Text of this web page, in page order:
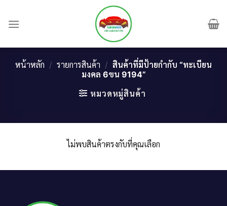
content
หน้าหลัก / รายการสินค้า / สินค้าที่มีป้ายกำกับ “ทะเบียน
มงคล 6ขน 9194”
หมวดหมู่สินค้า
ไม่พบสินค้าตรงกับที่คุณเลือก